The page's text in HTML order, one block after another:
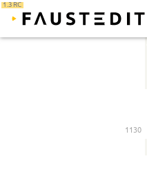
1.3 RC
1125
1130